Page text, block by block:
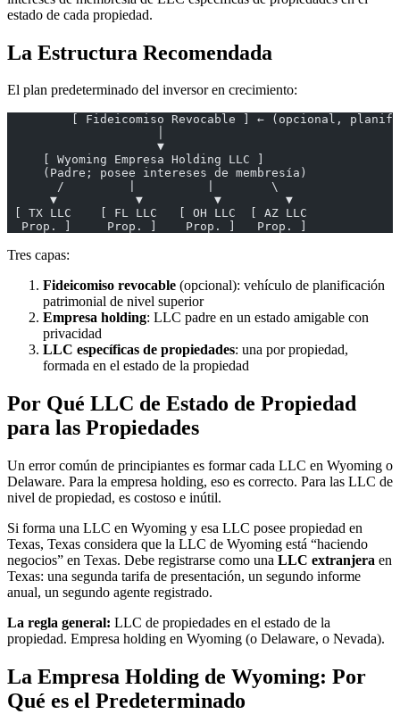
estado de cada propiedad.
La Estructura Recomendada
El plan predeterminado del inversor en crecimiento:
[ Fideicomiso Revocable ] ← (opcional,
                     ▼
     [ Wyoming Empresa Holding LLC ]
     (Padre; posee intereses de membresía)
       /         |          |        \
      ▼           ▼          ▼         ▼
[ TX LLC    [ FL LLC   [ OH LLC  [ AZ LLC
  Prop. ]     Prop. ]    Prop. ]   Prop. ]
Tres capas:
Fideicomiso revocable (opcional): vehículo de planificación
patrimonial de nivel superior
Empresa holding: LLC padre en un estado amigable con
privacidad
LLC específicas de propiedades: una por propiedad,
formada en el estado de la propiedad
Por Qué LLC de Estado de Propiedad
para las Propiedades
Un error común de principiantes es formar cada LLC en Wyoming o
Delaware. Para la empresa holding, eso es correcto. Para las LLC de
nivel de propiedad, es costoso e inútil.
Si forma una LLC en Wyoming y esa LLC posee propiedad en
Texas, Texas considera que la LLC de Wyoming está “haciendo
negocios” en Texas. Debe registrarse como una LLC extranjera en
Texas: una segunda tarifa de presentación, un segundo informe
anual, un segundo agente registrado.
La regla general: LLC de propiedades en el estado de la
propiedad. Empresa holding en Wyoming (o Delaware, o Nevada).
La Empresa Holding de Wyoming: Por
Qué es el Predeterminado